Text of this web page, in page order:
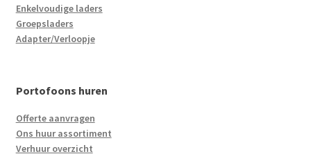
Enkelvoudige laders
Groepsladers
Adapter/Verloopje
Portofoons huren
Offerte aanvragen
Ons huur assortiment
Verhuur overzicht